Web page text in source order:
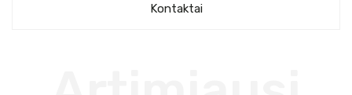
Kontaktai